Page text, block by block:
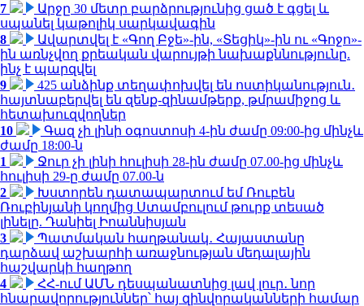
7
Արջը 30 մետր բարձրությունից ցած է գցել և
սպանել կաթոլիկ սարկավագին
8
Ավարտվել է «Գող Բջե»-ին, «Տեցիկ»-ին ու «Գոջո»-
ին առնչվող քրեական վարույթի նախաքննությունը.
ինչ է պարզվել
9
425 անձինք տեղափոխվել են ոստիկանություն․
հայտնաբերվել են զենք-զինամթերք, թմրամիջոց և
հետախուզվողներ
10
Գազ չի լինի օգոստոսի 4-ին ժամը 09:00-ից մինչև
ժամը 18:00-ն
1
Ջուր չի լինի հուլիսի 28-ին ժամը 07.00-ից մինչև
հուլիսի 29-ը ժամը 07.00-ն
2
Խստորեն դատապարտում եմ Ռուբեն
Ռուբինյանի կողմից Ստամբուլում թուրք տեսած
լինելը. Դանիել Իոաննիսյան
3
Պատմական հաղթանակ․ Հայաստանը
դարձավ աշխարհի առաջնության մեդալային
հաշվարկի հաղթող
4
ՀՀ-ում ԱՄՆ դեսպանատնից լավ լուր․ նոր
հնարավորություններ՝ հայ զինվորականների համար